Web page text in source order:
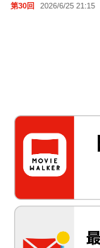
第30回 2026/6/25 21:15